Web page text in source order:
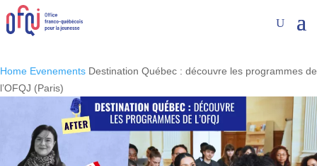
Home Evenements Destination Québec : découvre les programmes de
l’OFQJ (Paris)